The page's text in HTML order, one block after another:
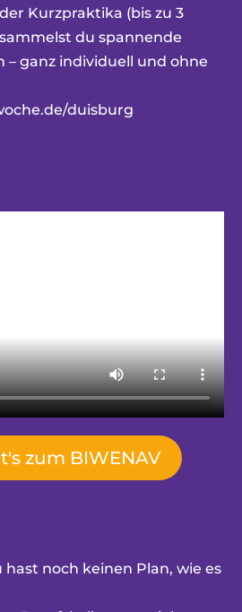
Kurzpraktika (bis zu 3
du spannende
– ganz individuell und ohne
duisburg
zum BIWENAV
hast noch keinen Plan, wie es